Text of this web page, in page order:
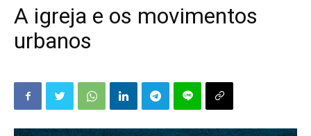
A igreja e os movimentos
urbanos